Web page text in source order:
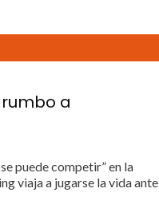
a
puede competir” en la
viaja a jugarse la vida ante